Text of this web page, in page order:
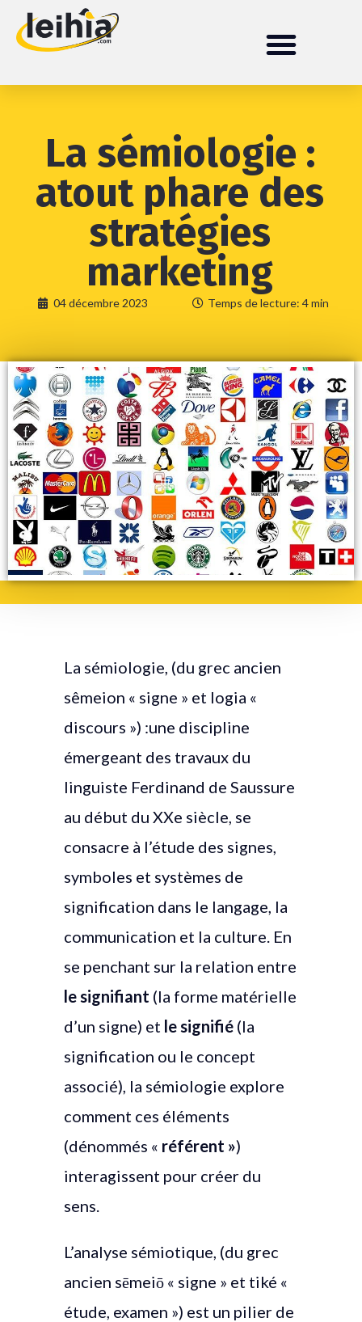
La sémiologie :
atout phare des
stratégies
marketing
04 décembre 2023 Temps de lecture: 4 min
La sémiologie, (du grec ancien
sêmeion « signe » et logia «
discours ») :une discipline
émergeant des travaux du
linguiste Ferdinand de Saussure
au début du XXe siècle, se
consacre à l’étude des signes,
symboles et systèmes de
signification dans le langage, la
communication et la culture. En
se penchant sur la relation entre
le signifiant (la forme matérielle
d’un signe) et le signifié (la
signification ou le concept
associé), la sémiologie explore
comment ces éléments
(dénommés « référent »)
interagissent pour créer du
sens.
L’analyse sémiotique, (du grec
ancien sēmeiō « signe » et tiké «
étude, examen ») est un pilier de